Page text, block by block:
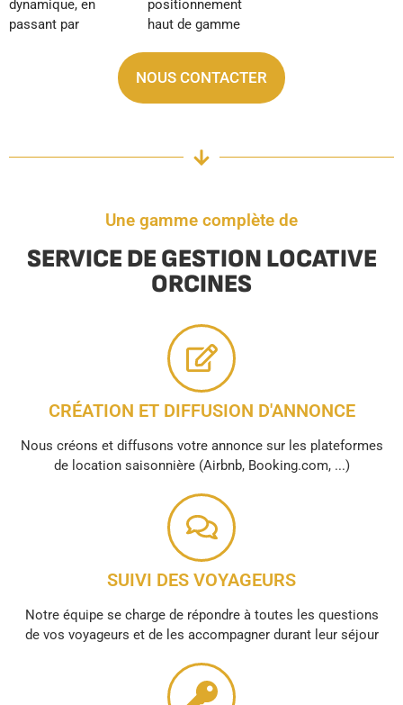
dynamique, en
passant par
positionnement
haut de gamme
NOUS CONTACTER
Une gamme complète de
SERVICE DE GESTION LOCATIVE
ORCINES
CRÉATION ET DIFFUSION D'ANNONCE
Nous créons et diffusons votre annonce sur les plateformes
de location saisonnière (Airbnb, Booking.com, ...)
SUIVI DES VOYAGEURS
Notre équipe se charge de répondre à toutes les questions
de vos voyageurs et de les accompagner durant leur séjour